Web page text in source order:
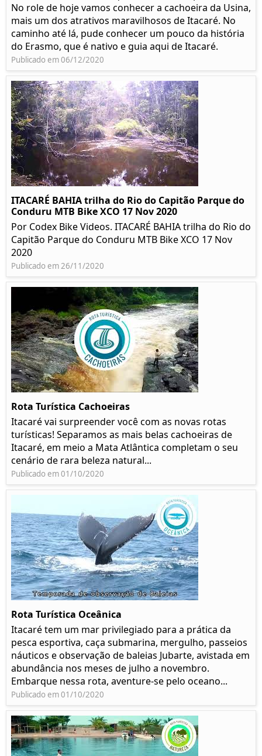
No role de hoje vamos conhecer a cachoeira da Usina,
mais um dos atrativos maravilhosos de Itacaré. No
caminho até lá, pude conhecer um pouco da história
do Erasmo, que é nativo e guia aqui de Itacaré.
Publicado em 06/12/2020
ITACARÉ BAHIA trilha do Rio do Capitão Parque do
Conduru MTB Bike XCO 17 Nov 2020
Por Codex Bike Videos. ITACARÉ BAHIA trilha do Rio do
Capitão Parque do Conduru MTB Bike XCO 17 Nov
2020
Publicado em 26/11/2020
Rota Turística Cachoeiras
Itacaré vai surpreender você com as novas rotas
turísticas! Separamos as mais belas cachoeiras de
Itacaré, em meio a Mata Atlântica completam o seu
cenário de rara beleza natural...
Publicado em 01/10/2020
Rota Turística Oceânica
Itacaré tem um mar privilegiado para a prática da
pesca esportiva, caça submarina, mergulho, passeios
náuticos e observação de baleias Jubarte, avistada em
abundância nos meses de julho a novembro.
Embarque nessa rota, aventure-se pelo oceano...
Publicado em 01/10/2020